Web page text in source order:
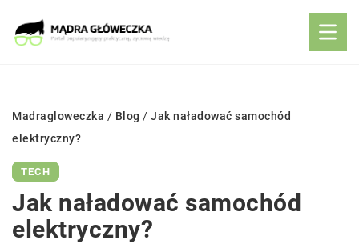
Madragloweczka / Blog / Jak naładować samochód
elektryczny?
TECH
Jak naładować samochód
elektryczny?